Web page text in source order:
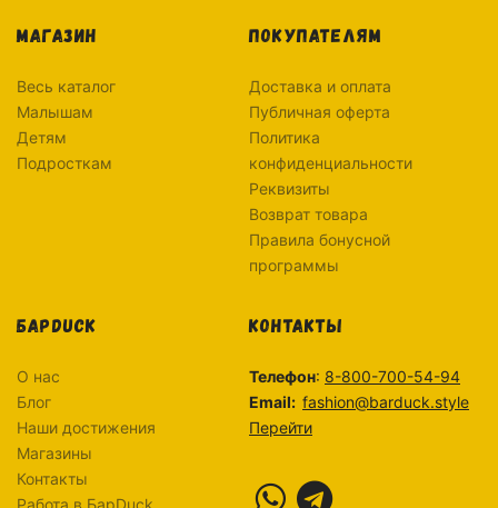
МАГАЗИН
Весь каталог
Малышам
Детям
Подросткам
ПОКУПАТЕЛЯМ
Доставка и оплата
Публичная оферта
Политика
конфиденциальности
Реквизиты
Возврат товара
Правила бонусной
программы
БАРDUCK
О нас
Блог
Наши достижения
Магазины
Контакты
КОНТАКТЫ
Телефон: 8-800-700-54-94
Email: fashion@barduck.style
Перейти